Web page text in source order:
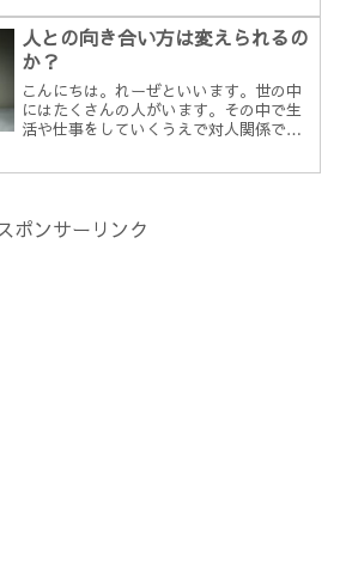
ので、情報収集のために集めた書籍を紹
介したいと思...
人との向き合い方は変えられるの
か？
こんにちは。れーぜといいます。世の中
にはたくさんの人がいます。その中で生
活や仕事をしていくうえで対人関係で悩
ポンサーリンク